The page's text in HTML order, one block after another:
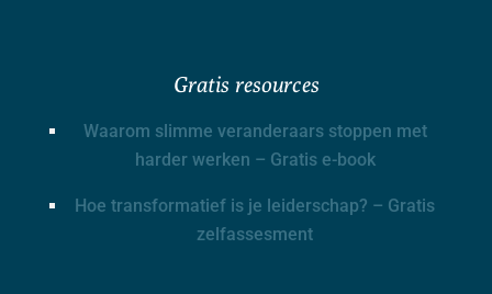
Gratis resources
Waarom slimme veranderaars stoppen met
harder werken – Gratis e-book
Hoe transformatief is je leiderschap? – Gratis
zelfassesment